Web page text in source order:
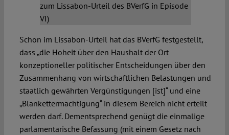
zum Lissabon-Urteil des BVerfG in Episode
VI)
Schon im Lissabon-Urteil hat das BVerfG festgestellt,
dass „die Hoheit über den Haushalt der Ort
konzeptioneller politischer Entscheidungen über den
Zusammenhang von wirtschaftlichen Belastungen und
staatlich gewährten Vergünstigungen [ist]“ und eine
„Blankettermächtigung“ in diesem Bereich nicht erteilt
werden darf. Dementsprechend genügt die einmalige
parlamentarische Befassung (mit einem Gesetz nach